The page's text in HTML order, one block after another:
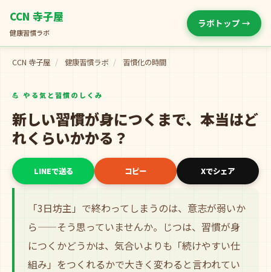
CCN 寺子屋
健康習慣ラボ
ラボトップ →
CCN 寺子屋 / 健康習慣ラボ / 習慣化の時間
💪 やる気と習慣のしくみ
新しい習慣が身につくまで、本当はど
れくらいかかる？
LINEで送る コピー Xでシェア
「3日坊主」で終わってしまうのは、意志が弱いか
ら——そう思っていませんか。じつは、習慣が身
につくかどうかは、気合いよりも「続けやすい仕
組み」をつくれるかで大きく変わると言われてい